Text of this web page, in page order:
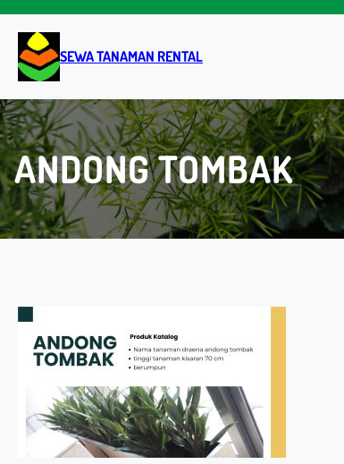
Lewati
konten
SEWA TANAMAN RENTAL
ANDONG TOMBAK